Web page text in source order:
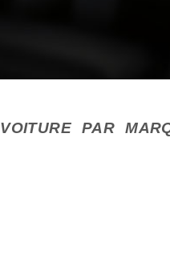
VOITURE PAR